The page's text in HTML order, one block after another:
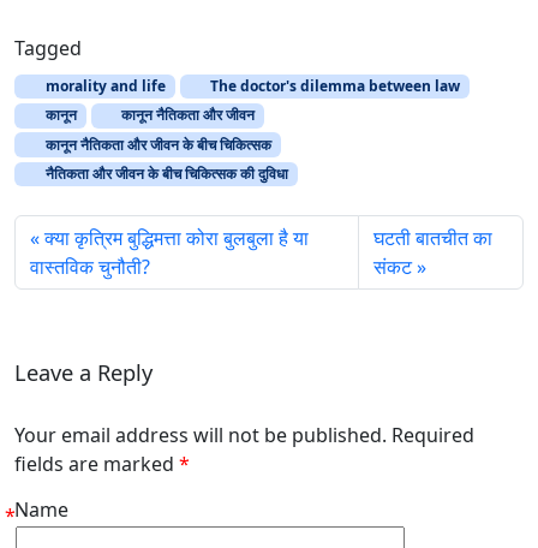
Tagged
morality and life
The doctor's dilemma between law
कानून
कानून नैतिकता और जीवन
कानून नैतिकता और जीवन के बीच चिकित्सक
नैतिकता और जीवन के बीच चिकित्सक की दुविधा
क्या कृत्रिम बुद्धिमत्ता कोरा बुलबुला है या
वास्तविक चुनौती?
घटती बातचीत का
संकट
Leave a Reply
Your email address will not be published. Required
fields are marked *
Name
*